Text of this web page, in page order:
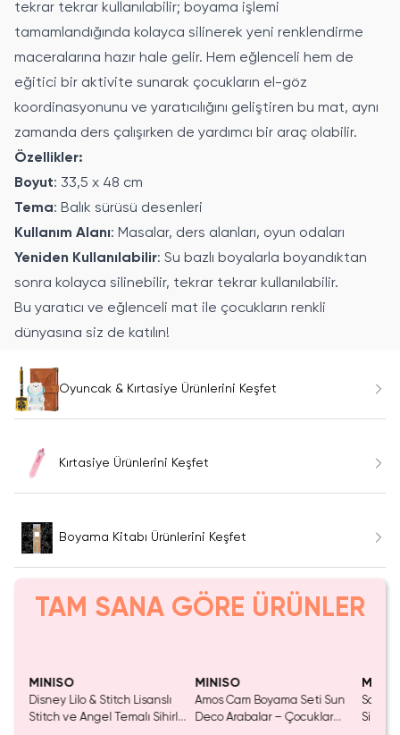
tekrar tekrar kullanılabilir; boyama işlemi
tamamlandığında kolayca silinerek yeni renklendirme
maceralarına hazır hale gelir. Hem eğlenceli hem de
eğitici bir aktivite sunarak çocukların el-göz
koordinasyonunu ve yaratıcılığını geliştiren bu mat, aynı
zamanda ders çalışırken de yardımcı bir araç olabilir.
Özellikler:
Boyut: 33,5 x 48 cm
Tema: Balık sürüsü desenleri
Kullanım Alanı: Masalar, ders alanları, oyun odaları
Yeniden Kullanılabilir: Su bazlı boyalarla boyandıktan
sonra kolayca silinebilir, tekrar tekrar kullanılabilir.
Bu yaratıcı ve eğlenceli mat ile çocukların renkli
dünyasına siz de katılın!
Oyuncak & Kırtasiye Ürünlerini Keşfet
Kırtasiye Ürünlerini Keşfet
Boyama Kitabı Ürünlerini Keşfet
TAM SANA GÖRE ÜRÜNLER
MINISO
Disney Lilo & Stitch Lisanslı
Stitch ve Angel Temalı Sihirli
MINISO
Amos Cam Boyama Seti Sun
Deco Arabalar – Çocuklar
Sanrio
Sihirli